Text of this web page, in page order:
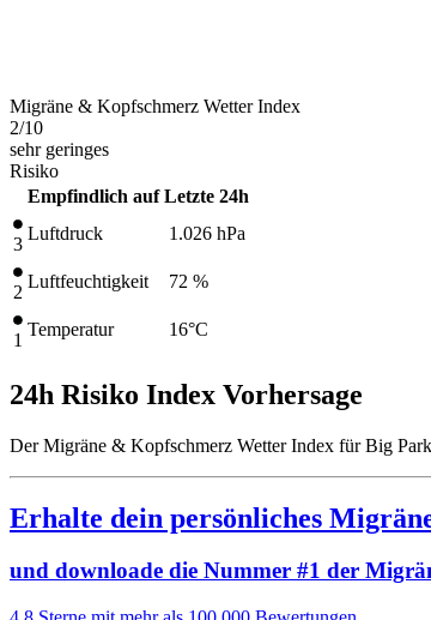
Migräne & Kopfschmerz Wetter Index
2/10
sehr geringes
Risiko
Empfindlich auf Letzte 24h
3
Luftdruck 1.026 hPa
2
Luftfeuchtigkeit 72 %
1
Temperatur 16°C
24h Risiko Index Vorhersage
Der Migräne & Kopfschmerz Wetter Index für Big
Erhalte dein persönliches
und downloade die Nummer #1 der